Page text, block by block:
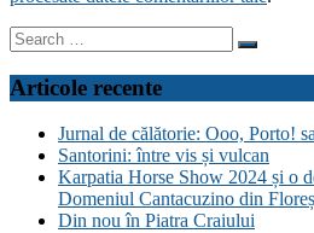
Search
for:
Articole recente
Jurnal de călătorie: Ooo, Porto!
Santorini: între vis și vulcan
Karpatia Horse Show 2024 și o
Domeniul Cantacuzino din
Din nou în Piatra Craiului